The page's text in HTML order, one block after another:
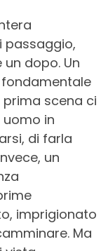
passaggio,
dopo. Un
prima scena ci
in
di farla
un
imprigionato
Ma